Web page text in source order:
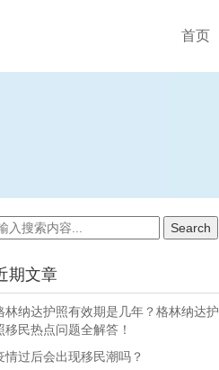
首页
期文章
林纳达护照有效期是几年？格林纳达护
移民热点问题全解答！
情过后会出现移民潮吗？